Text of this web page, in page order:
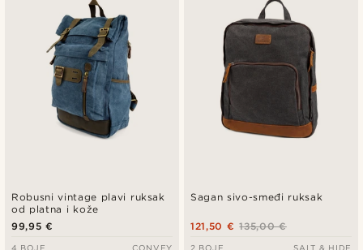
Robusni vintage plavi ruksak
od platna i kože
99,95 €
4 BOJE CONVEY
Sagan sivo-smeđi ruksak
135,00 €
121,50 €
2 BOJE SALT & HIDE